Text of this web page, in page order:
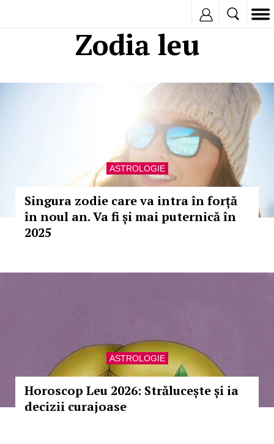
Zodia leu
ASTROLOGIE
Singura zodie care va intra în forță
în noul an. Va fi și mai puternică în
2025
ASTROLOGIE
Horoscop Leu 2026: Strălucește și ia
decizii curajoase